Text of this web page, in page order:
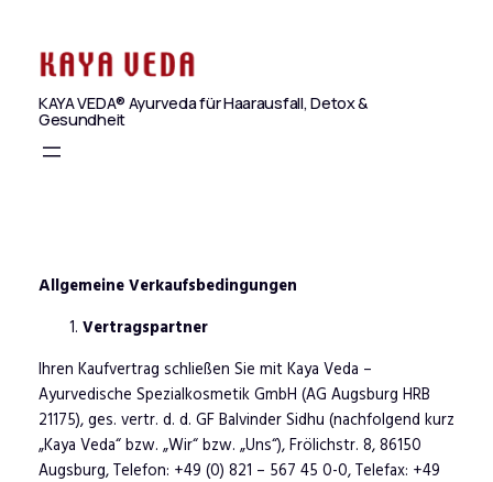
springen
KAYA VEDA® Ayurveda für Haarausfall, Detox &
Gesundheit
Allgemeine Verkaufsbedingungen
Vertragspartner
Ihren Kaufvertrag schließen Sie mit Kaya Veda –
Ayurvedische Spezialkosmetik GmbH (AG Augsburg HRB
21175), ges. vertr. d. d. GF Balvinder Sidhu (nachfolgend kurz
„Kaya Veda“ bzw. „Wir“ bzw. „Uns“), Frölichstr. 8, 86150
Augsburg, Telefon: +49 (0) 821 – 567 45 0-0, Telefax: +49